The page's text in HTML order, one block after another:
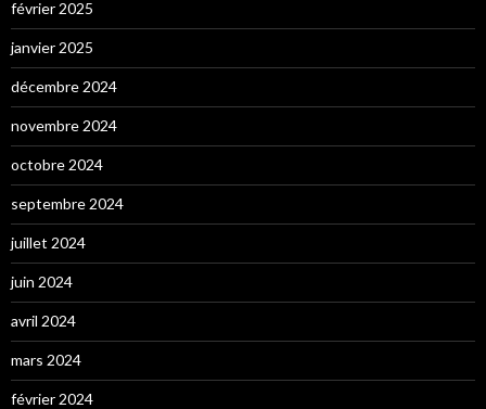
février 2025
janvier 2025
décembre 2024
novembre 2024
octobre 2024
septembre 2024
juillet 2024
juin 2024
avril 2024
mars 2024
février 2024